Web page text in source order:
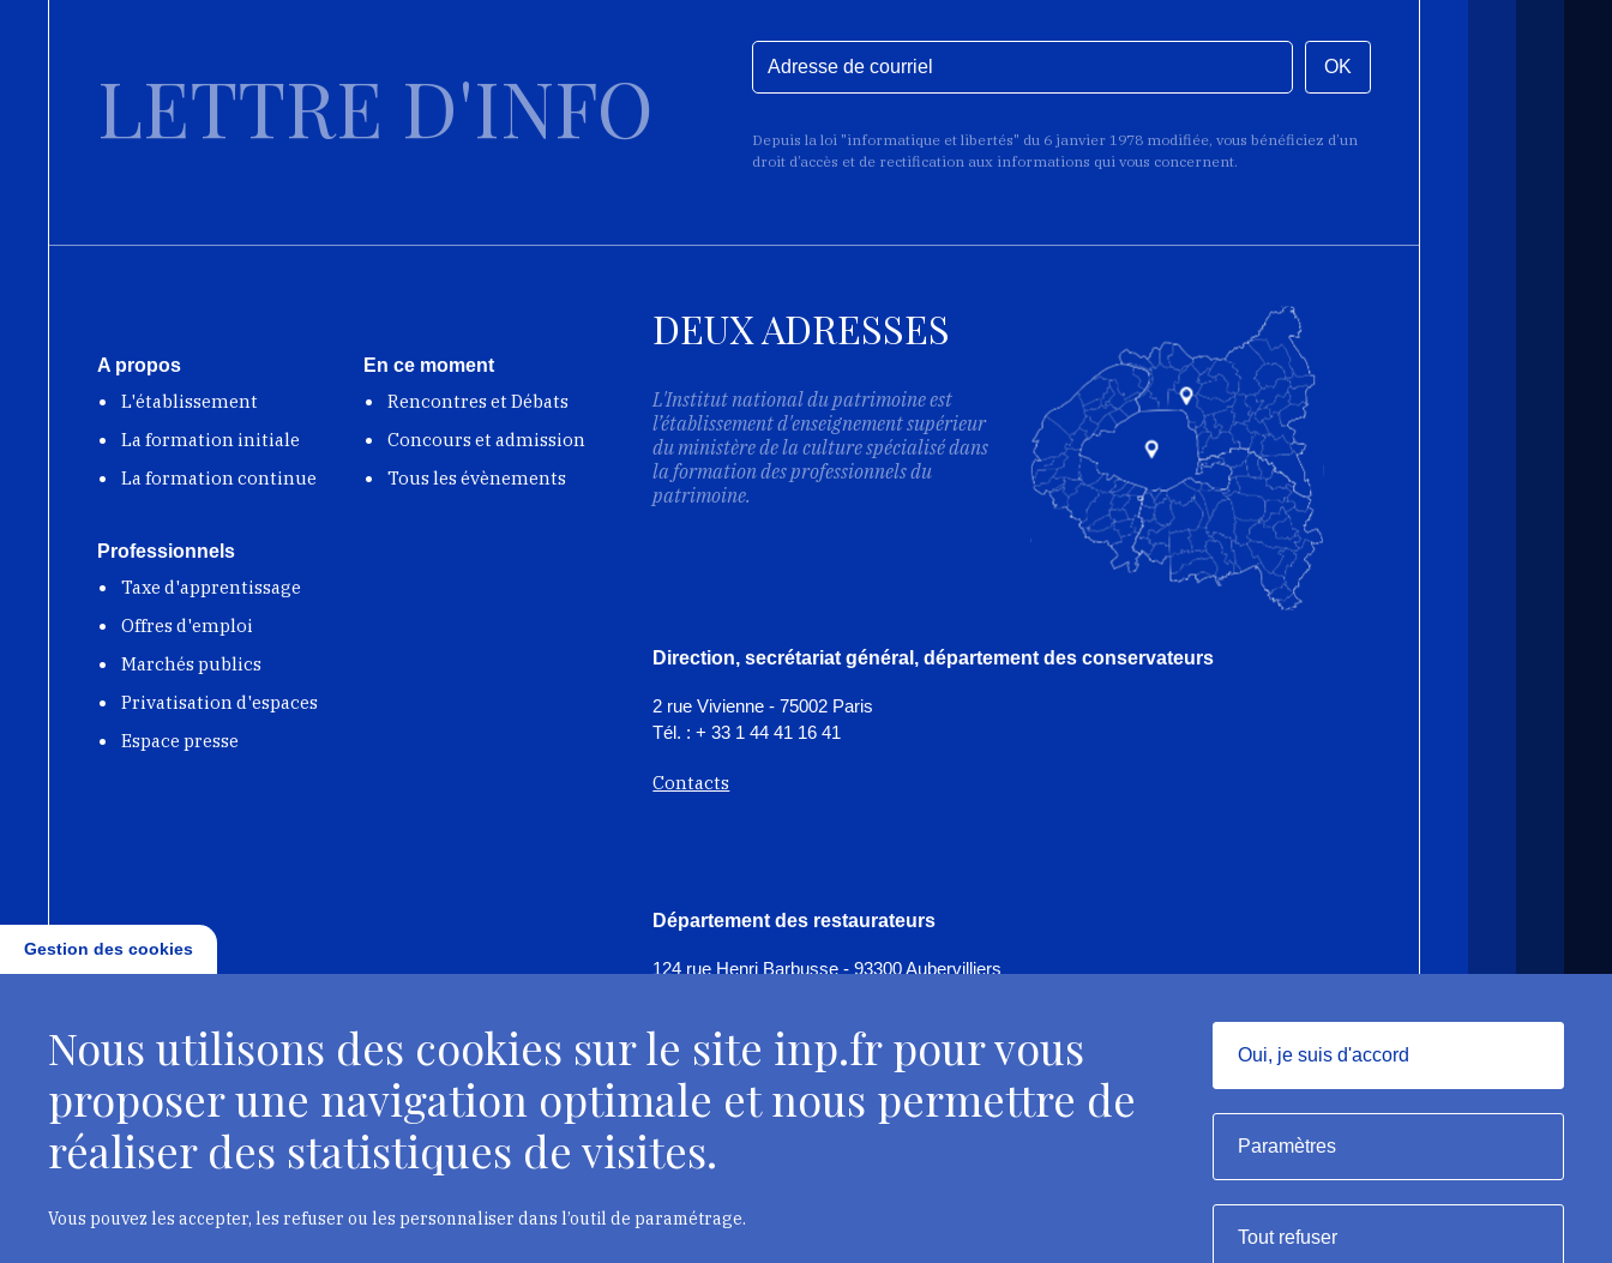
LETTRE D'INFO OK
Depuis la loi "informatique et libertés" du 6 janvier 1978 modifiée, vous bénéficiez d’un
droit d’accès et de rectification aux informations qui vous concernent.
A propos
L'établissement
La formation initiale
La formation continue
En ce moment
Rencontres et Débats
Concours et admission
Tous les évènements
Professionnels
Taxe d'apprentissage
Offres d'emploi
Marchés publics
Privatisation d'espaces
Espace presse
DEUX ADRESSES
L'Institut national du patrimoine est
l’établissement d'enseignement supérieur
du ministère de la culture spécialisé dans
la formation des professionnels du
patrimoine.
Direction, secrétariat général, département des conservateurs
2 rue Vivienne - 75002 Paris
Tél. : + 33 1 44 41 16 41
Contacts
Département des restaurateurs
124 rue Henri Barbusse - 93300 Aubervilliers
Contacts
Gestion des cookies
Nous utilisons des cookies sur le site inp.fr pour vous
proposer une navigation optimale et nous permettre de
réaliser des statistiques de visites.
Vous pouvez les accepter, les refuser ou les personnaliser dans l’outil de paramétrage.
Oui, je suis d'accord
Masquer
Paramètres
Tout refuser